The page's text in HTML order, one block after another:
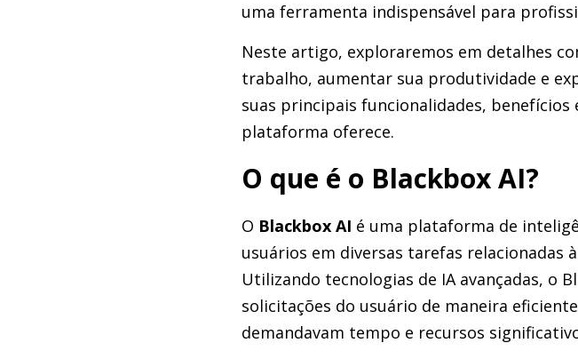
uma ferramenta indispensável para
Neste artigo, exploraremos em detalhes
trabalho, aumentar sua produtividade e
suas principais funcionalidades, benefícios
plataforma oferece.
O que é o Blackbox AI?
O Blackbox AI é uma plataforma de
usuários em diversas tarefas relacionadas
Utilizando tecnologias de IA avançadas, o
solicitações do usuário de maneira
demandavam tempo e recursos